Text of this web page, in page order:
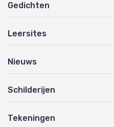
Gedichten
Leersites
Nieuws
Schilderijen
Tekeningen